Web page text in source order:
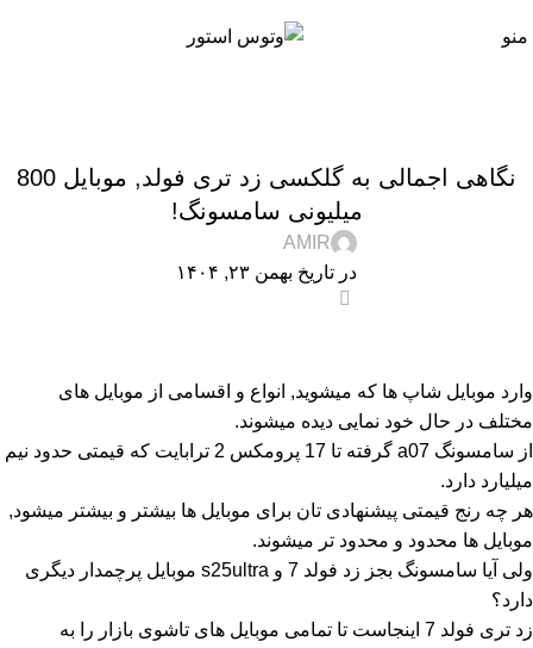
منو
,نقد و بررسی
نگاهی اجمالی به گلکسی زد تری فولد, موبایل 800
میلیونی سامسونگ!
AMIR
در تاریخ بهمن ۲۳, ۱۴۰۴
وارد موبایل شاپ ها که میشوید, انواع و اقسامی از موبایل های
مختلف در حال خود نمایی دیده میشوند.
از سامسونگ a07 گرفته تا 17 پرومکس 2 ترابایت که قیمتی حدود نیم
میلیارد دارد.
هر چه رنج قیمتی پیشنهادی تان برای موبایل ها بیشتر و بیشتر میشود,
موبایل ها محدود و محدود تر میشوند.
ولی آیا سامسونگ بجز زد فولد 7 و s25ultra موبایل پرچمدار دیگری
دارد؟
زد تری فولد 7 اینجاست تا تمامی موبایل های تاشوی بازار را به